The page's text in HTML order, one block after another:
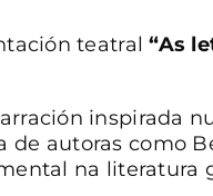
teatral“As
inspirada
de autoras como
na literatura